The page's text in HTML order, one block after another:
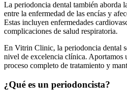
La periodoncia dental también aborda
entre la enfermedad de las encías y
Estas incluyen enfermedades
complicaciones de salud respiratoria.
En Vitrin Clinic, la periodoncia dental
nivel de excelencia clínica. Aportamos
proceso completo de tratamiento y
¿Qué es un periodoncista?